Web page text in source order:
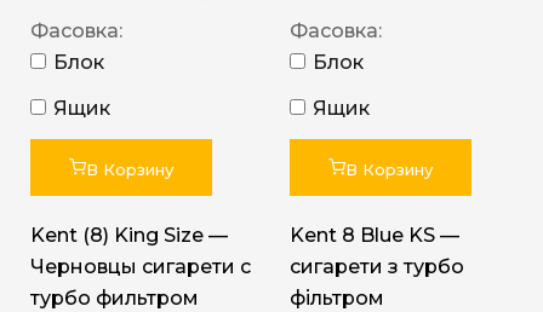
Фасовка:
Блок
Ящик
В Корзину
Kent (8) King Size —
Черновцы сигарети с
турбо фильтром
Фасовка:
Блок
Ящик
В Корзину
Kent 8 Blue KS —
сигарети з турбо
фільтром